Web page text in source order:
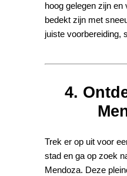
hoog gelegen zijn en
bedekt zijn met
juiste voorbereiding,
4.
Trek er op uit voor
stad en ga op zoek
Mendoza. Deze